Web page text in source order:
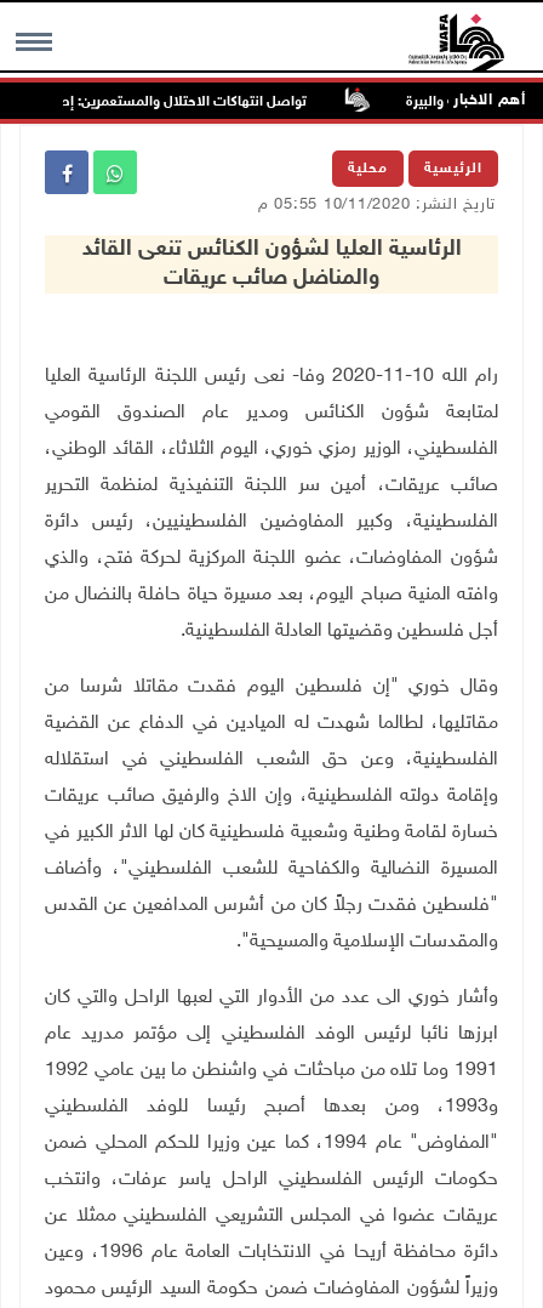
MENU أهم الاخبار تواصل انتهاكات الاحتلال والمستعمرين: إصابات
الرئيسية محلية
تاريخ النشر: 10/11/2020 05:55 م
الرئاسية العليا لشؤون الكنائس تنعى القائد
والمناضل صائب عريقات
رام الله 10-11-2020 وفا- نعى رئيس اللجنة الرئاسية العليا
لمتابعة شؤون الكنائس ومدير عام الصندوق القومي
الفلسطيني، الوزير رمزي خوري، اليوم الثلاثاء، القائد الوطني،
صائب عريقات، أمين سر اللجنة التنفيذية لمنظمة التحرير
الفلسطينية، وكبير المفاوضين الفلسطينيين، رئيس دائرة
شؤون المفاوضات، عضو اللجنة المركزية لحركة فتح، والذي
وافته المنية صباح اليوم، بعد مسيرة حياة حافلة بالنضال من
أجل فلسطين وقضيتها العادلة الفلسطينية.
وقال خوري "إن فلسطين اليوم فقدت مقاتلا شرسا من
مقاتليها، لطالما شهدت له الميادين في الدفاع عن القضية
الفلسطينية، وعن حق الشعب الفلسطيني في استقلاله
وإقامة دولته الفلسطينية، وإن الاخ والرفيق صائب عريقات
خسارة لقامة وطنية وشعبية فلسطينية كان لها الاثر الكبير في
المسيرة النضالية والكفاحية للشعب الفلسطيني"، وأضاف
"فلسطين فقدت رجلاً كان من أشرس المدافعين عن القدس
والمقدسات الإسلامية والمسيحية".
وأشار خوري الى عدد من الأدوار التي لعبها الراحل والتي كان
ابرزها نائبا لرئيس الوفد الفلسطيني إلى مؤتمر مدريد عام
1991 وما تلاه من مباحثات في واشنطن ما بين عامي 1992
و1993، ومن بعدها أصبح رئيسا للوفد الفلسطيني
"المفاوض" عام 1994، كما عين وزيرا للحكم المحلي ضمن
حكومات الرئيس الفلسطيني الراحل ياسر عرفات، وانتخب
عريقات عضوا في المجلس التشريعي الفلسطيني ممثلا عن
دائرة محافظة أريحا في الانتخابات العامة عام 1996، وعين
وزيراً لشؤون المفاوضات ضمن حكومة السيد الرئيس محمود